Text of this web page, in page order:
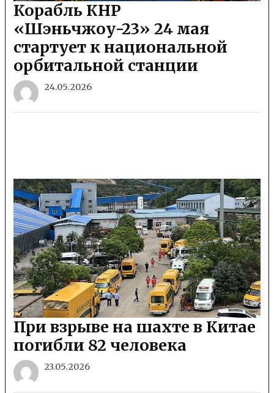
Корабль КНР
«Шэньчжоу-23» 24 мая
стартует к национальной
орбитальной станции
24.05.2026
При взрыве на шахте в Китае
погибли 82 человека
23.05.2026